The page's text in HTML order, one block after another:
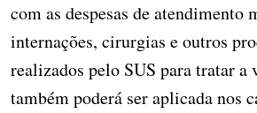
com as despesas de atendimento
internações, cirurgias e outros
realizados pelo SUS para tratar
também poderá ser aplicada nos